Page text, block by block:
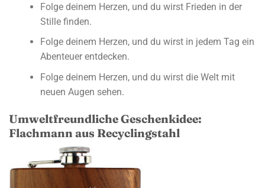
Folge deinem Herzen, und du wirst Frieden in der
Stille finden.
Folge deinem Herzen, und du wirst in jedem Tag ein
Abenteuer entdecken.
Folge deinem Herzen, und du wirst die Welt mit
neuen Augen sehen.
Umweltfreundliche Geschenkidee:
Flachmann aus Recyclingstahl